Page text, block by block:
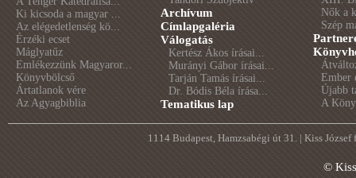
Ki kicsoda a magyar ...
Az elégedetlenség kö...
Érzéki ecset
Máglyatűz
Emlékezzünk Magyaror...
Könyvbölcső
Ártatlanok vére
Az Agyagbiblia
Archívum
Címlapgaléria
Válogatás
Kertész Ákos írásai...
Murányi Gábor írásai...
Tarján Tamás írásai...
Dr. Bódis Béla írása...
Tematikus lap
Nők a
Szép
Ember
Újabb
A
1114 Budapest, Hamzsabégi út 31. | Kiss
©